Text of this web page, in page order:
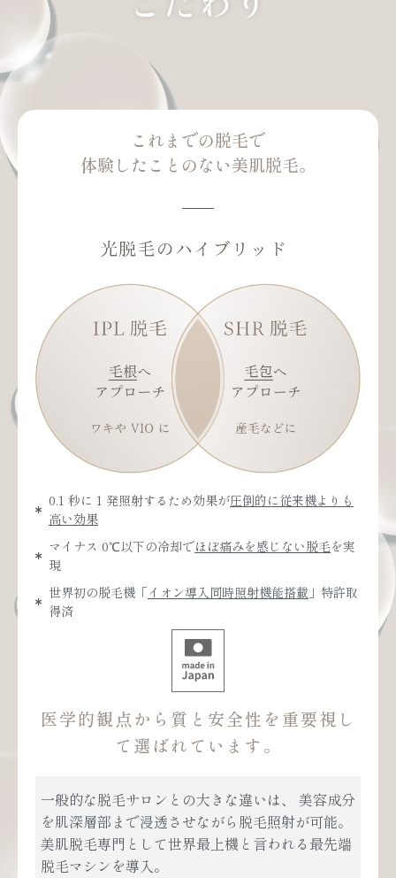
これまでの脱毛で
体験したことのない美肌脱毛。
0.1 秒に 1 発照射するため効果が圧倒的に従来機よりも
高い効果
マイナス 0℃以下の冷却でほぼ痛みを感じない脱毛を実
現
世界初の脱毛機「イオン導入同時照射機能搭載 」特許取
得済
医学的観点から質と安全性を重要視し
て選ばれています。
一般的な脱毛サロンとの大きな違いは、
美容成分
を肌深層部まで浸透させながら脱毛照射が可能。
美肌脱毛専門として世界最上機と言われる最先端
脱毛マシンを導入。